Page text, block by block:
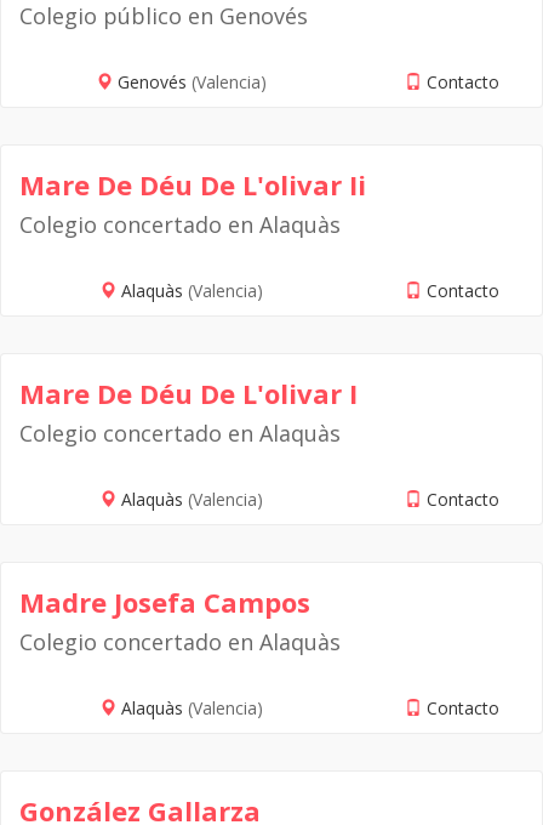
Colegio público en Genovés
Genovés (Valencia) Contacto
Mare De Déu De L'olivar Ii
Colegio concertado en Alaquàs
Alaquàs (Valencia) Contacto
Mare De Déu De L'olivar I
Colegio concertado en Alaquàs
Alaquàs (Valencia) Contacto
Madre Josefa Campos
Colegio concertado en Alaquàs
Alaquàs (Valencia) Contacto
González Gallarza